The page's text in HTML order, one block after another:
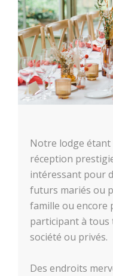
Notre lodge étant
réception
intéressant pour
futurs mariés ou
famille ou encore
participant à tous
société ou privés.
Des endroits